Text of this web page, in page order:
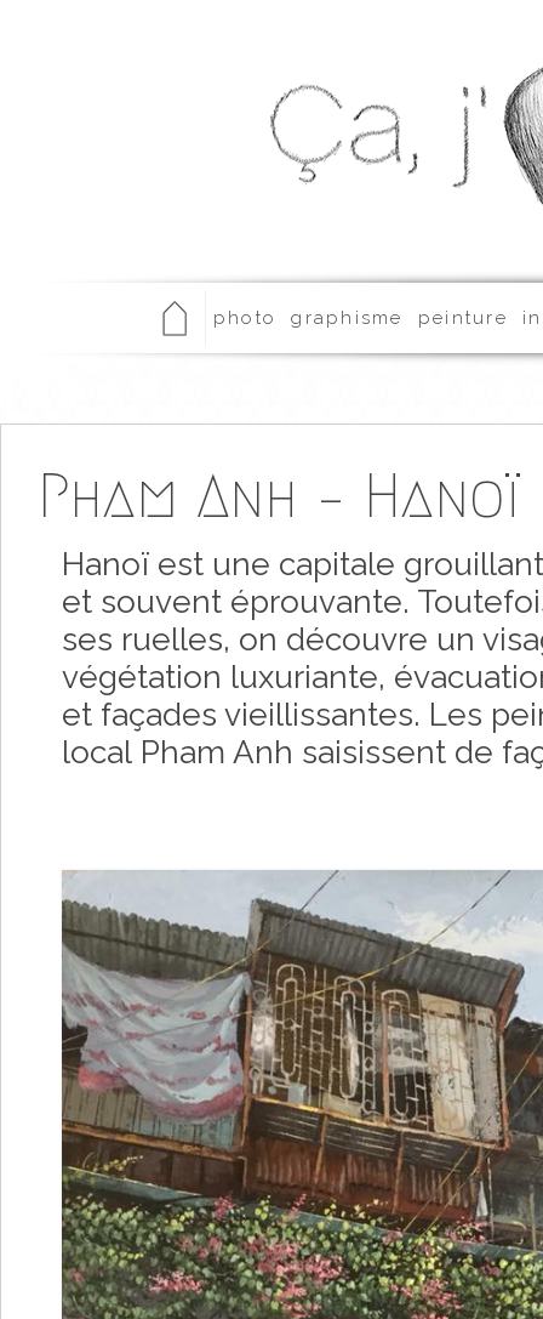
photo graphisme peinture
Pham Anh – Hanoï
Hanoï est une capitale
et souvent éprouvante.
ses ruelles, on découvre un
végétation luxuriante,
et façades vieillissantes. Les
local Pham Anh saisissent de